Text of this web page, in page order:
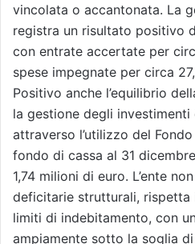
vincolata o accantonata. La
registra un risultato positivo
con entrate accertate per
spese impegnate per circa
Positivo anche l’equilibrio
la gestione degli investimenti
attraverso l’utilizzo del
fondo di cassa al 31
1,74 milioni di euro. L’ente
deficitarie strutturali, rispetta
limiti di indebitamento, con
ampiamente sotto la soglia